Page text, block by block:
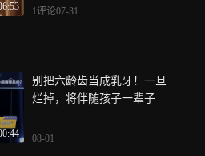
1评论07-31
别把六龄齿当成乳牙！一旦
烂掉，将伴随孩子一辈子
08-01